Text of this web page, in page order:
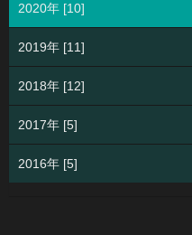
2020年 [10]
2019年 [11]
2018年 [12]
2017年 [5]
2016年 [5]